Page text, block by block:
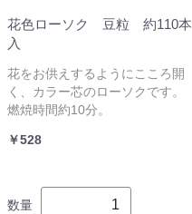
花色ローソク 豆粒 約110本
入
花をお供えするようにこころ開
く、カラー芯のローソクです。
燃焼時間約10分。
￥528
数量